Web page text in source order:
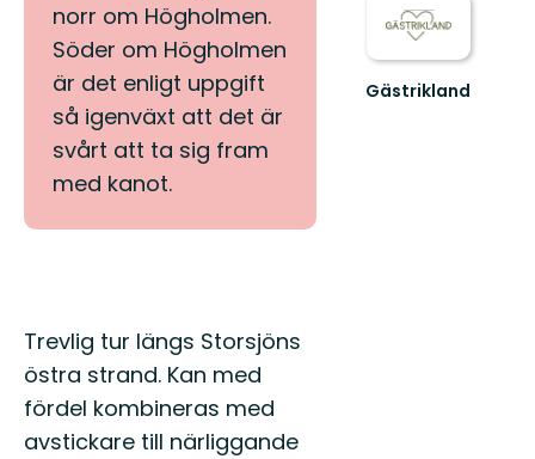
norr om Högholmen.
Söder om Högholmen
är det enligt uppgift
så igenväxt att det är
svårt att ta sig fram
med kanot.
Beskrivning
Trevlig tur längs Storsjöns
östra strand. Kan med
fördel kombineras med
avstickare till närliggande
Gästrikland